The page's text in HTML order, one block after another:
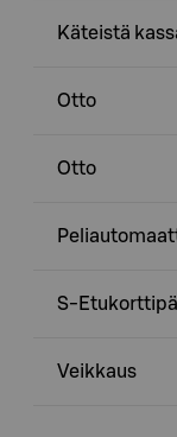
Käteistä
Otto
Otto
S-
Veikkaus